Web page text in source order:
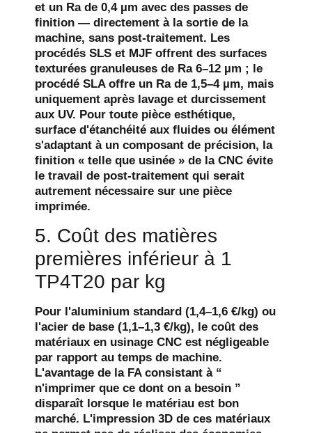
et un Ra de 0,4 µm avec des passes de
finition — directement à la sortie de la
machine, sans post-traitement. Les
procédés SLS et MJF offrent des surfaces
texturées granuleuses de Ra 6–12 µm ; le
procédé SLA offre un Ra de 1,5–4 µm, mais
uniquement après lavage et durcissement
aux UV. Pour toute pièce esthétique,
surface d'étanchéité aux fluides ou élément
s'adaptant à un composant de précision, la
finition « telle que usinée » de la CNC évite
le travail de post-traitement qui serait
autrement nécessaire sur une pièce
imprimée.
5. Coût des matières
premières inférieur à 1
TP4T20 par kg
Pour l'aluminium standard (1,4–1,6 €/kg) ou
l'acier de base (1,1–1,3 €/kg), le coût des
matériaux en usinage CNC est négligeable
par rapport au temps de machine.
L'avantage de la FA consistant à “
n'imprimer que ce dont on a besoin ”
disparaît lorsque le matériau est bon
marché. L'impression 3D de ces matériaux